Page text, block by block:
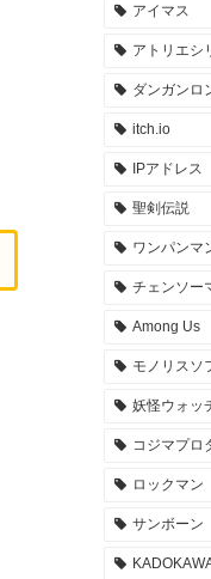
アイマス
アトリエシ
ダンガンロ
itch.io
IPアドレス
聖剣伝説
ワンパンマ
チェンソー
Among Us
モノリスソ
妖怪ウォッ
コジマプロ
ロックマン
サンボーン